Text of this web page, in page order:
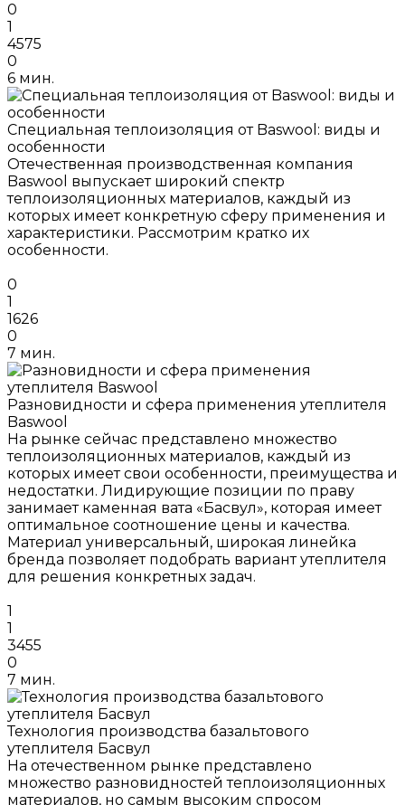
0
1
4575
0
6 мин.
Специальная теплоизоляция от Baswool: виды и
особенности
Отечественная производственная компания
Baswool выпускает широкий спектр
теплоизоляционных материалов, каждый из
которых имеет конкретную сферу применения и
характеристики. Рассмотрим кратко их
особенности.
0
1
1626
0
7 мин.
Разновидности и сфера применения утеплителя
Baswool
На рынке сейчас представлено множество
теплоизоляционных материалов, каждый из
которых имеет свои особенности, преимущества и
недостатки. Лидирующие позиции по праву
занимает каменная вата «Басвул», которая имеет
оптимальное соотношение цены и качества.
Материал универсальный, широкая линейка
бренда позволяет подобрать вариант утеплителя
для решения конкретных задач.
1
1
3455
0
7 мин.
Технология производства базальтового
утеплителя Басвул
На отечественном рынке представлено
множество разновидностей теплоизоляционных
материалов, но самым высоким спросом